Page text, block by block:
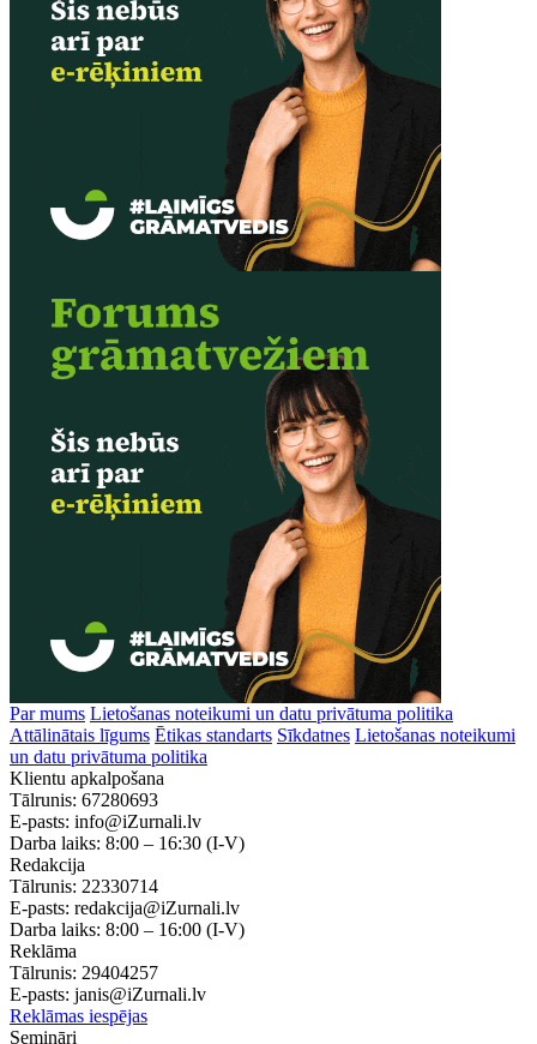
Par mums Lietošanas noteikumi un datu privātuma politika
Attālinātais līgums Ētikas standarts Sīkdatnes Lietošanas noteikumi
un datu privātuma politika
Klientu apkalpošana
Tālrunis: 67280693
E-pasts: info@iZurnali.lv
Darba laiks: 8:00 – 16:30 (I-V)
Redakcija
Tālrunis: 22330714
E-pasts: redakcija@iZurnali.lv
Darba laiks: 8:00 – 16:00 (I-V)
Reklāma
Tālrunis: 29404257
E-pasts: janis@iZurnali.lv
Reklāmas iespējas
Semināri